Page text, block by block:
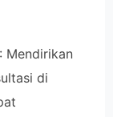
: Mendirikan
di